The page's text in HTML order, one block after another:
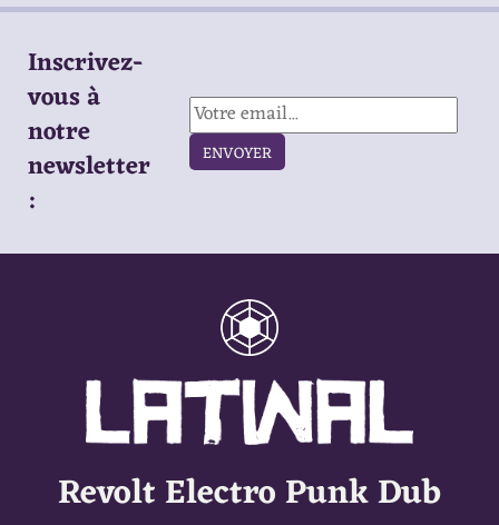
Inscrivez-
vous à
notre
newsletter
:
ENVOYER
Revolt Electro Punk Dub